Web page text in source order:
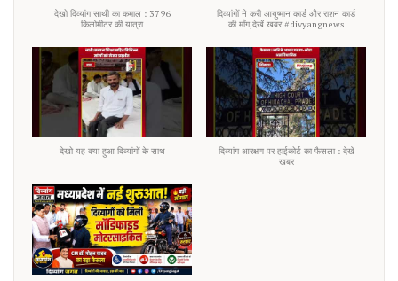
देखो दिव्यांग साथी का कमाल : 3796
किलोमीटर की यात्रा
दिव्यांगों ने करी आयुष्मान कार्ड और राशन कार्ड
की माँग,देखें खबर #divyangnews
देखो यह क्या हुआ दिव्यांगों के साथ
दिव्यांग आरक्षण पर हाईकोर्ट का फैसला : देखें
खबर